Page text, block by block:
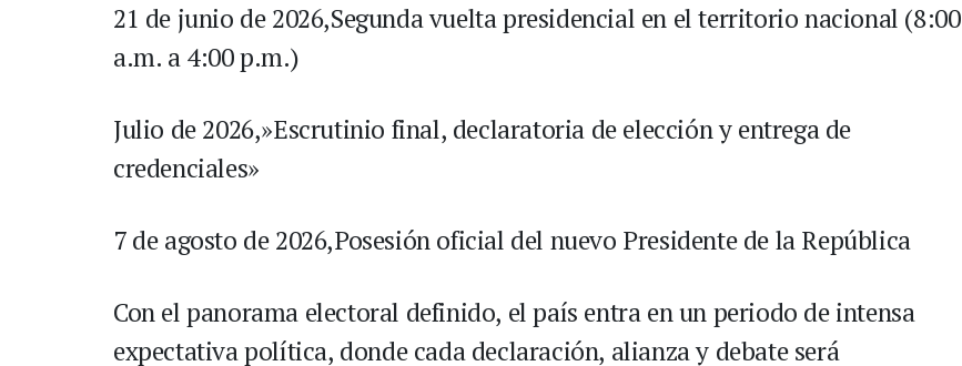
21 de junio de 2026,Segunda vuelta presidencial en el territorio nacional (8:00
a.m. a 4:00 p.m.)
Julio de 2026,»Escrutinio final, declaratoria de elección y entrega de
credenciales»
7 de agosto de 2026,Posesión oficial del nuevo Presidente de la República
Con el panorama electoral definido, el país entra en un periodo de intensa
expectativa política, donde cada declaración, alianza y debate será